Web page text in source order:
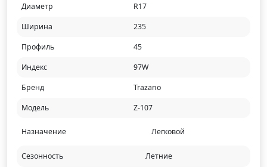
Диаметр
R17
Ширина
235
Профиль
45
Индекс
97W
Бренд
Trazano
Модель
Z-107
Назначение Легковой
Сезонность Летние